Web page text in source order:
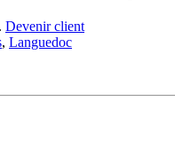
Devenir client
, Languedoc